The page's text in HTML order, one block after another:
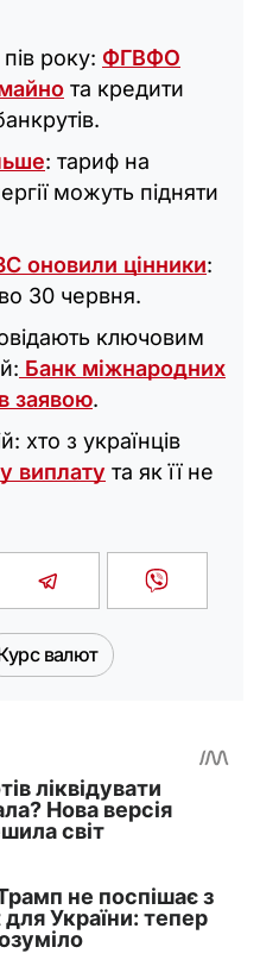
року: ФГВФО
та кредити
: тариф на
можуть підняти
оновили цінники:
30 червня.
ключовим
Банк міжнародних
заявою.
хто з українців
виплату та як її не
валют